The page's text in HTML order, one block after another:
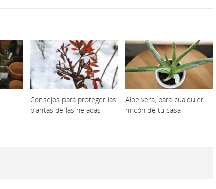
Consejos para proteger las
plantas de las heladas
Aloe vera, para cualquier
rincón de tu casa